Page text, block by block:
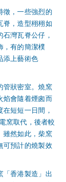
徵，一些強烈的
脊，造型栩栩如
灣瓦脊公仔，
，有的簡潔樸
添上藝術色
管狀密室。燒窯
焰會隨着煙囪而
短短一日間，
窯取代，後者較
雖然如此，柴窯
可預計的燒製效
「香港製造」出